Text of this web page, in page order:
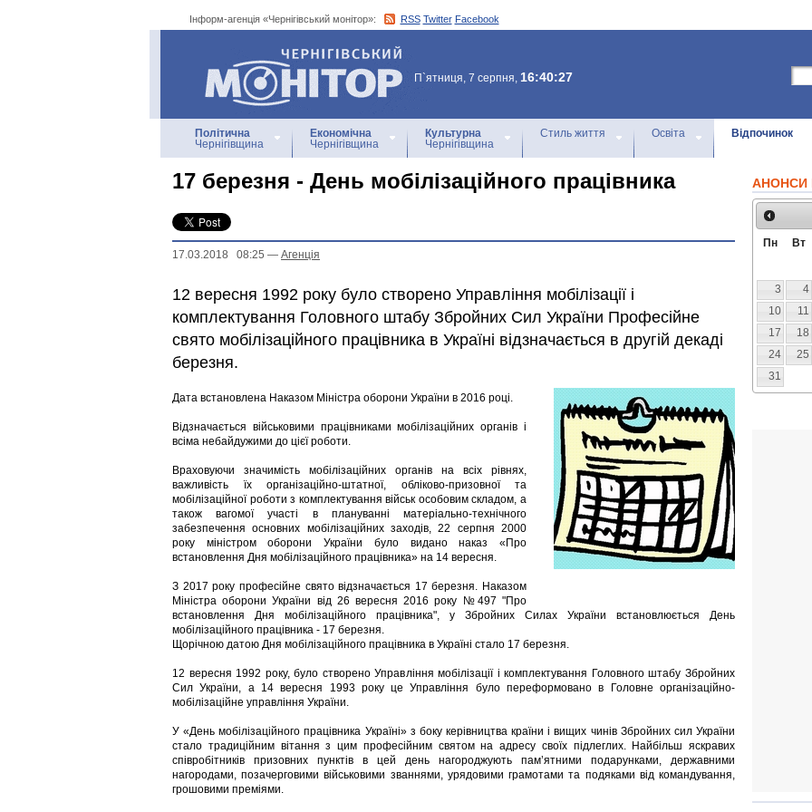
Інформ-агенція «Чернігівський монітор»: RSS Twitter Facebook
Інформ-агенція
«Чернігівський монітор»
П`ятниця, 7 серпня, 16:40:27
Політична
Чернігівщина
Економічна
Чернігівщина
Культурна
Чернігівщина
Стиль життя Освіта Відпочинок
17 березня - День мобілізаційного працівника
17.03.2018 08:25 — Агенцiя
12 вересня 1992 року було створено Управління мобілізації і
комплектування Головного штабу Збройних Сил України Професійне
свято мобілізаційного працівника в Україні відзначається в другій декаді
березня.
Дата встановлена Наказом Міністра оборони України в 2016 році.
Відзначається військовими працівниками мобілізаційних органів і
всіма небайдужими до цієї роботи.
Враховуючи значимість мобілізаційних органів на всіх рівнях,
важливість їх організаційно-штатної, обліково-призовної та
мобілізаційної роботи з комплектування військ особовим складом, а
також вагомої участі в плануванні матеріально-технічного
забезпечення основних мобілізаційних заходів, 22 серпня 2000
року міністром оборони України було видано наказ «Про
встановлення Дня мобілізаційного працівника» на 14 вересня.
З 2017 року професійне свято відзначається 17 березня. Наказом
Міністра оборони України від 26 вересня 2016 року №497 "Про
встановлення Дня мобілізаційного працівника", у Збройних Силах України встановлюється День
мобілізаційного працівника - 17 березня.
Щорічною датою Дня мобілізаційного працівника в Україні стало 17 березня.
12 вересня 1992 року, було створено Управління мобілізації і комплектування Головного штабу Збройних
Сил України, а 14 вересня 1993 року це Управління було переформовано в Головне організаційно-
мобілізаційне управління України.
У «День мобілізаційного працівника Україні» з боку керівництва країни і вищих чинів Збройних сил України
стало традиційним вітання з цим професійним святом на адресу своїх підлеглих. Найбільш яскравих
співробітників призовних пунктів в цей день нагороджують пам’ятними подарунками, державними
нагородами, позачерговими військовими званнями, урядовими грамотами та подяками від командування,
грошовими преміями.
АНОНСИ
Пн Вт
3
4
10
11
17
18
24
25
31